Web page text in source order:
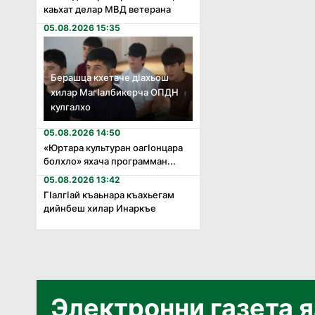
каьхат делар МВД ветерана
05.08.2026 15:35
Берашца кхетаче дӏахьош
хилар Магӏалбикерча ОПДН
кулгалхо
05.08.2026 14:50
«Юртара культуран оагӏонцара
болхло» яхача программан...
05.08.2026 13:42
Гӏалгӏай къаьнара къахьегам
дийнбеш хилар Инаркъе
Электронни газета